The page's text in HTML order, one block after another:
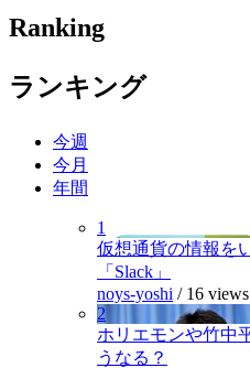
Ranking
ランキング
今週
今月
年間
1
仮想通貨の情報を
「Slack」
noys-yoshi / 16 views
2
ホリエモンや竹中
うなる？